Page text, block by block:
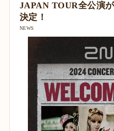
JAPAN TOUR全公演
決定！
NEWS